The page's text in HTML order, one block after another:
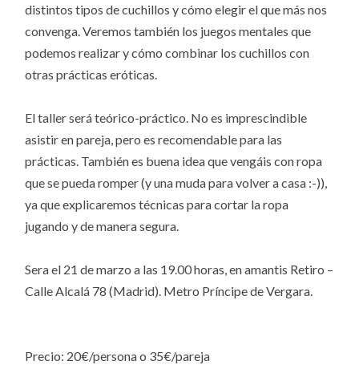
distintos tipos de cuchillos y cómo elegir el que más nos
convenga. Veremos también los juegos mentales que
podemos realizar y cómo combinar los cuchillos con
otras prácticas eróticas.
El taller será teórico-práctico. No es imprescindible
asistir en pareja, pero es recomendable para las
prácticas. También es buena idea que vengáis con ropa
que se pueda romper (y una muda para volver a casa :-)),
ya que explicaremos técnicas para cortar la ropa
jugando y de manera segura.
Sera el 21 de marzo a las 19.00 horas, en amantis Retiro –
Calle Alcalá 78 (Madrid). Metro Príncipe de Vergara.
Precio: 20€/persona o 35€/pareja